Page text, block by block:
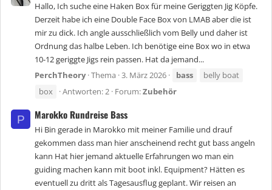
Hallo, Ich suche eine Haken Box für meine Geriggten Jig Köpfe.
Derzeit habe ich eine Double Face Box von LMAB aber die ist
mir zu dick. Ich angle ausschließlich vom Belly und daher ist
Ordnung das halbe Leben. Ich benötige eine Box wo in etwa
10-12 geriggte Jigs rein passen. Hat da jemand...
PerchTheory Thema 3. März 2026 bass
belly boat
box
Antworten: 2 Forum:Zubehör
P Marokko Rundreise Bass
Hi Bin gerade in Marokko mit meiner Familie und drauf
gekommen dass man hier anscheinend recht gut bass angeln
kann Hat hier jemand aktuelle Erfahrungen wo man ein
guiding machen kann mit boot inkl. Equipment? Hätten es
eventuell zu dritt als Tagesausflug geplant. Wir reisen an